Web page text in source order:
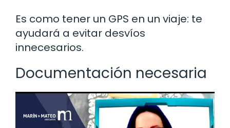
Es como tener un GPS en un viaje: te
ayudará a evitar desvíos
innecesarios.
Documentación necesaria